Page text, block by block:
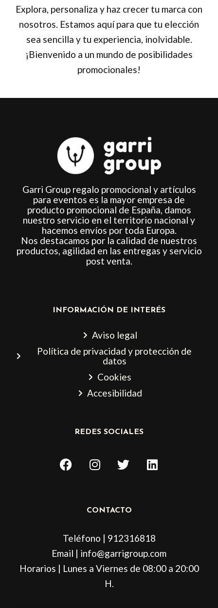
Explora, personaliza y haz crecer tu marca con
nosotros. Estamos aquí para que tu elección
sea sencilla y tu experiencia, inolvidable.
¡Bienvenido a un mundo de posibilidades
promocionales!
Garri Group regalo promocional y artículos
para eventos es la mayor empresa de
producto promocional de España, damos
nuestro servicio en el territorio nacional y
hacemos envíos por toda Europa.
Nos destacamos por la calidad de nuestros
productos, agilidad en las entregas y servicio
post venta.
INFORMACIÓN DE INTERÉS
Aviso legal
Política de privacidad y protección de
datos
Cookies
Accesibilidad
REDES SOCIALES
F
a
k
I
n
a
a
m
T
w
t
L
i
n
CONTACTO
Teléfono | 912316818
Email | info@garrigroup.com
Horarios | Lunes a Viernes de 08:00 a 20:00
H.